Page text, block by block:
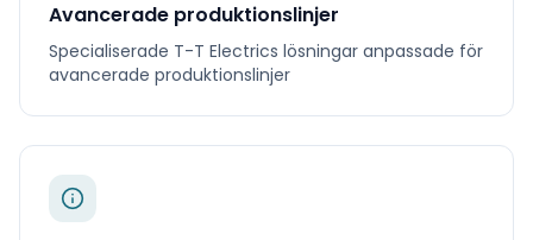
Avancerade produktionslinjer
Specialiserade T-T Electrics lösningar anpassade för
avancerade produktionslinjer